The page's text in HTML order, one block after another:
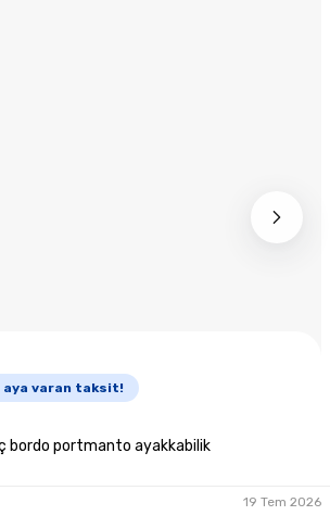
aya varan taksit!
bordo portmanto ayakkabilik
19 Tem 2026